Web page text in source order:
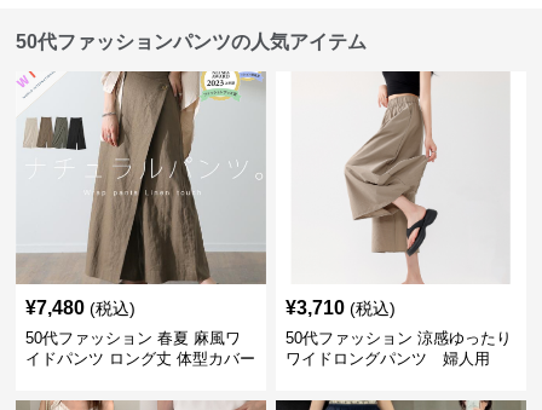
50代ファッションパンツの人気アイテム
¥7,480 (税込)
50代ファッション 春夏 麻風ワ
イドパンツ ロング丈 体型カバー
¥3,710 (税込)
50代ファッション 涼感ゆったり
ワイドロングパンツ 婦人用